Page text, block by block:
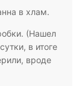
в хлам.
(Нашел
в итоге
вроде